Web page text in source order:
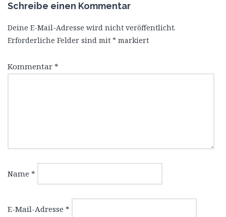
Schreibe einen Kommentar
Deine E-Mail-Adresse wird nicht veröffentlicht.
Erforderliche Felder sind mit * markiert
Kommentar *
Name *
E-Mail-Adresse *